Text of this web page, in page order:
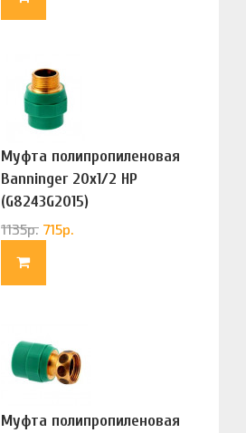
Муфта полипропиленовая
Banninger 20х1/2 НР
(G8243G2015)
1135р. 715р.
Муфта полипропиленовая